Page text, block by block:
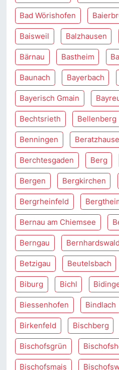
Bad Wörishofen
Baisweil Balzhausen
Bärnau Bastheim
Baunach Bayerbach
Bayerisch Gmain
Bechtsrieth Bellenberg
Benningen
Berchtesgaden Berg
Bergen Bergkirchen
Bergrheinfeld
Bernau am Chiemsee
Berngau Bernhardswald
Betzigau Beutelsbach
Biburg Bichl
Biessenhofen Bindlach
Birkenfeld Bischberg
Bischofsgrün
Bischofsmais